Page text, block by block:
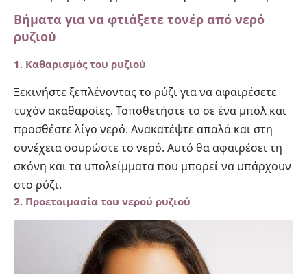
Βήματα για να φτιάξετε τονέρ από νερό
ρυζιού
1. Καθαρισμός του ρυζιού
Ξεκινήστε ξεπλένοντας το ρύζι για να αφαιρέσετε
τυχόν ακαθαρσίες. Τοποθετήστε το σε ένα μπολ και
προσθέστε λίγο νερό. Ανακατέψτε απαλά και στη
συνέχεια σουρώστε το νερό. Αυτό θα αφαιρέσει τη
σκόνη και τα υπολείμματα που μπορεί να υπάρχουν
στο ρύζι.
2. Προετοιμασία του νερού ρυζιού